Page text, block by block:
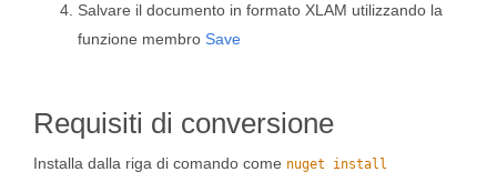
Salvare il documento in formato XLAM utilizzando la
funzione membro Save
Requisiti di conversione
Installa dalla riga di comando come nuget install